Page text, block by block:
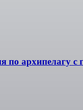
по архипелагу с